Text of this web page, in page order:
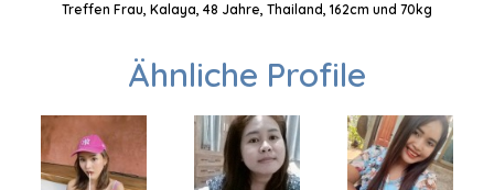
Treffen Frau, Kalaya, 48 Jahre, Thailand, 162cm und 70kg
Ähnliche Profile